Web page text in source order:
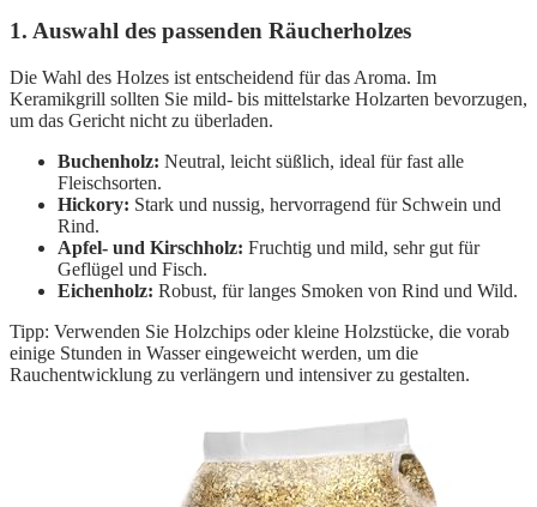
1. Auswahl des passenden Räucherholzes
Die Wahl des Holzes ist entscheidend für das Aroma. Im
Keramikgrill sollten Sie mild- bis mittelstarke Holzarten bevorzugen,
um das Gericht nicht zu überladen.
Buchenholz: Neutral, leicht süßlich, ideal für fast alle
Fleischsorten.
Hickory: Stark und nussig, hervorragend für Schwein und
Rind.
Apfel- und Kirschholz: Fruchtig und mild, sehr gut für
Geflügel und Fisch.
Eichenholz: Robust, für langes Smoken von Rind und Wild.
Tipp: Verwenden Sie Holzchips oder kleine Holzstücke, die vorab
einige Stunden in Wasser eingeweicht werden, um die
Rauchentwicklung zu verlängern und intensiver zu gestalten.